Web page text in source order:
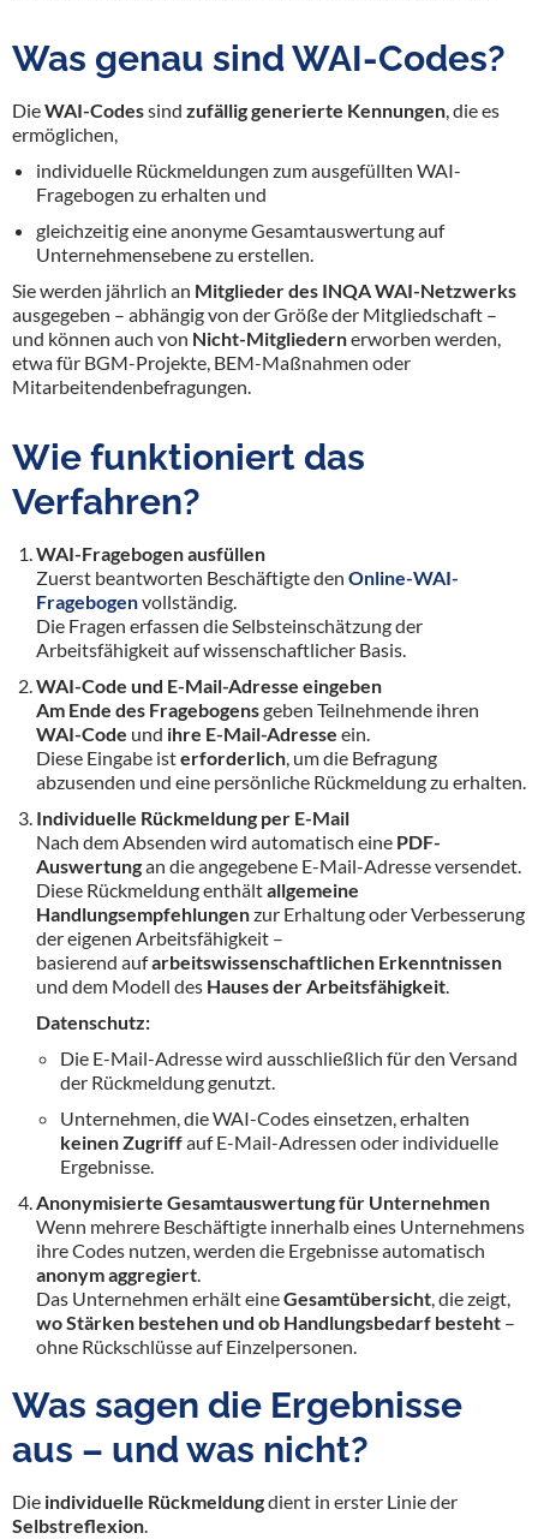
Was genau sind WAI-Codes?
DieWAI-Codessind zufällig generierte Kennungen, die es
ermöglichen,
individuelle Rückmeldungen zum ausgefüllten WAI-
Fragebogen zu erhalten und
gleichzeitig eine anonyme Gesamtauswertung auf
Unternehmensebene zu erstellen.
Sie werden jährlich an Mitglieder des INQA WAI-Netzwerks
ausgegeben – abhängig von der Größe der Mitgliedschaft –
und können auch von Nicht-Mitgliedernerworben werden,
etwa für BGM-Projekte, BEM-Maßnahmen oder
Mitarbeitendenbefragungen.
Wie funktioniert das
Verfahren?
WAI-Fragebogen ausfüllen
Zuerst beantworten Beschäftigte den Online-WAI-
Fragebogenvollständig.
Die Fragen erfassen die Selbsteinschätzung der
Arbeitsfähigkeit auf wissenschaftlicher Basis.
WAI-Code und E-Mail-Adresse eingeben
Am Ende des Fragebogensgeben Teilnehmende ihren
WAI-Code und ihre E-Mail-Adresse ein.
Diese Eingabe isterforderlich, um die Befragung
abzusenden und eine persönliche Rückmeldung zu erhalten.
Individuelle Rückmeldung per E-Mail
Nach dem Absenden wird automatisch eine PDF-
Auswertungan die angegebene E-Mail-Adresse versendet.
Diese Rückmeldung enthältallgemeine
Handlungsempfehlungenzur Erhaltung oder Verbesserung
der eigenen Arbeitsfähigkeit –
basierend aufarbeitswissenschaftlichen Erkenntnissen
und dem Modell des Hauses der Arbeitsfähigkeit.
Datenschutz:
Die E-Mail-Adresse wird ausschließlich für den Versand
der Rückmeldung genutzt.
Unternehmen, die WAI-Codes einsetzen, erhalten
keinen Zugriffauf E-Mail-Adressen oder individuelle
Ergebnisse.
Anonymisierte Gesamtauswertung für Unternehmen
Wenn mehrere Beschäftigte innerhalb eines Unternehmens
ihre Codes nutzen, werden die Ergebnisse automatisch
anonym aggregiert.
Das Unternehmen erhält eineGesamtübersicht, die zeigt,
wo Stärken bestehen und ob Handlungsbedarf besteht –
ohne Rückschlüsse auf Einzelpersonen.
Was sagen die Ergebnisse
aus – und was nicht?
Die individuelle Rückmeldungdient in erster Linie der
Selbstreflexion.